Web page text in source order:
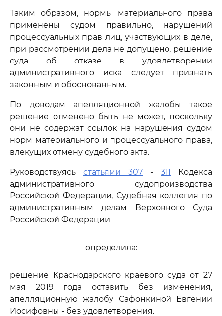
Таким образом, нормы материального права
применены судом правильно, нарушений
процессуальных прав лиц, участвующих в деле,
при рассмотрении дела не допущено, решение
суда об отказе в удовлетворении
административного иска следует признать
законным и обоснованным.
По доводам апелляционной жалобы такое
решение отменено быть не может, поскольку
они не содержат ссылок на нарушения судом
норм материального и процессуального права,
влекущих отмену судебного акта.
Руководствуясь статьями 307 - 311
Кодекса
административного судопроизводства
Российской Федерации, Судебная коллегия по
административным делам Верховного Суда
Российской Федерации
определила:
решение Краснодарского краевого суда от 27
мая 2019 года оставить без изменения,
апелляционную жалобу Сафонкиной Евгении
Иосифовны - без удовлетворения.